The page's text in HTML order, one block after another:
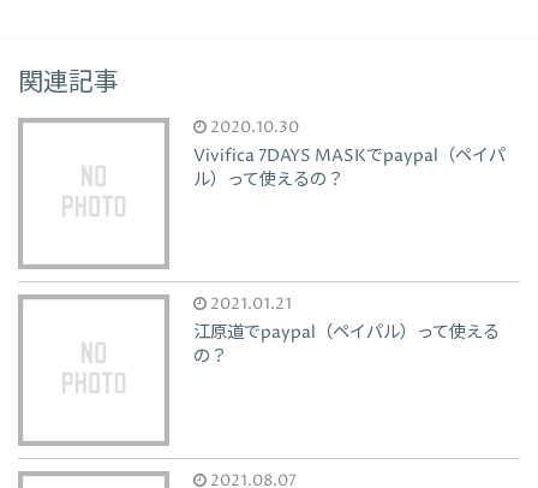
関連記事
2020.10.30
Vivifica 7DAYS MASKでpaypal（ペイパ
ル）って使えるの？
2021.01.21
江原道でpaypal（ペイパル）って使える
の？
2021.08.07